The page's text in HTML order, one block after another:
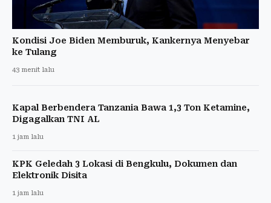
Kondisi Joe Biden Memburuk, Kankernya Menyebar
ke Tulang
43 menit lalu
Kapal Berbendera Tanzania Bawa 1,3 Ton Ketamine,
Digagalkan TNI AL
1 jam lalu
KPK Geledah 3 Lokasi di Bengkulu, Dokumen dan
Elektronik Disita
1 jam lalu